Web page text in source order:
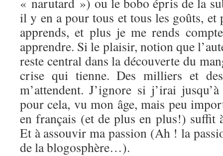
il y en a pour tous et tous les goûts, et
apprends, et plus je me rends
apprendre. Si le plaisir, notion que
reste central dans la découverte du
crise qui tienne. Des milliers et
m’attendent. J’ignore si j’irai
pour cela, vu mon âge, mais peu
en français (et de plus en plus!) suffit
Et à assouvir ma passion (Ah ! la
de la blogosphère…).